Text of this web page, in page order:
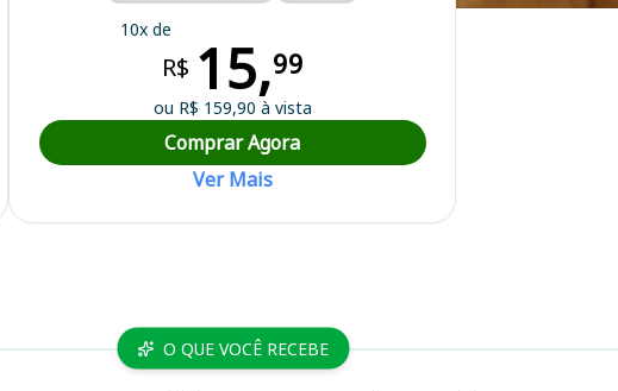
10x de
R$ 15,99
ou R$ 159,90 à vista
Comprar Agora
Ver Mais
O QUE VOCÊ RECEBE